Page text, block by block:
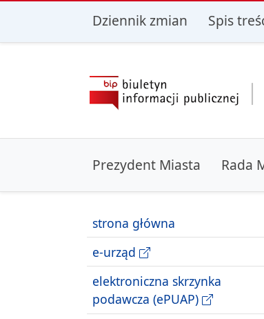
przejdź do głównego menu przejdź
Dziennik zmian Spis
Prezydent Miasta Rada
strona główna
e-urząd
elektroniczna skrzynka
podawcza (ePUAP)